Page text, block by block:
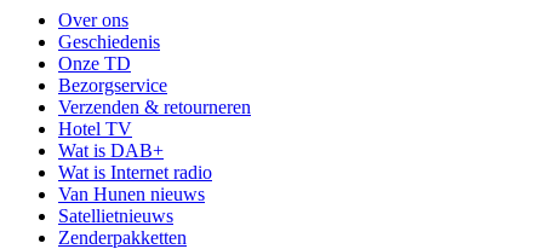
Over ons
Geschiedenis
Onze TD
Bezorgservice
Verzenden & retourneren
Hotel TV
Wat is DAB+
Wat is Internet radio
Van Hunen nieuws
Satellietnieuws
Zenderpakketten